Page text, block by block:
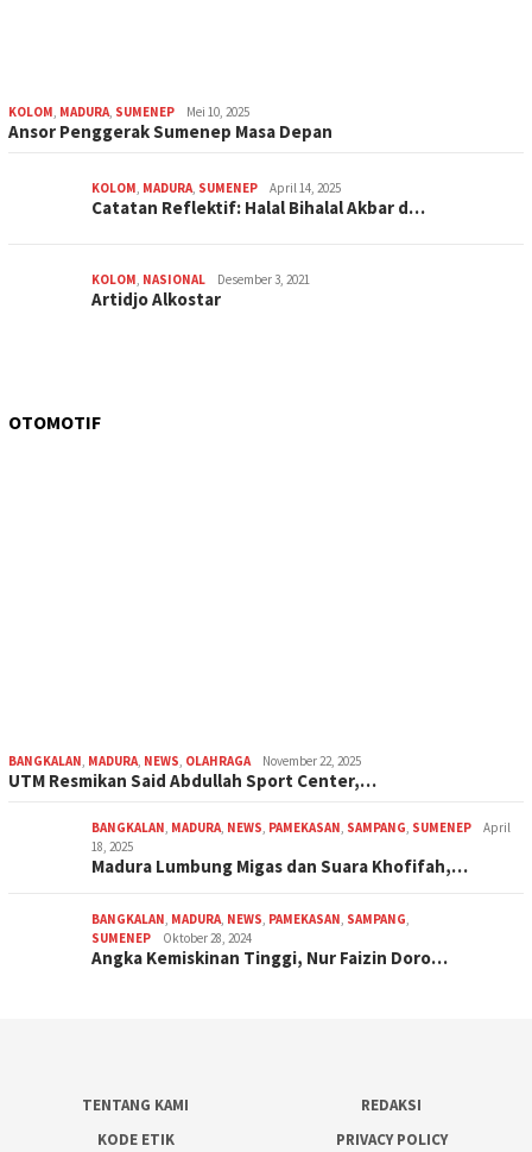
KOLOM, MADURA, SUMENEP Mei 10, 2025
Ansor Penggerak Sumenep Masa Depan
KOLOM, MADURA, SUMENEP April 14, 2025
Catatan Reflektif: Halal Bihalal Akbar d…
KOLOM, NASIONAL Desember 3, 2021
Artidjo Alkostar
OTOMOTIF
BANGKALAN MADURA NEWS OLAHRAGA November 22, 2025
UTM Resmikan Said Abdullah Sport Center,…
BANGKALAN MADURA NEWS PAMEKASAN SAMPANG SUMENEP
April
18, 2025
Madura Lumbung Migas dan Suara Khofifah,…
BANGKALAN MADURA NEWS PAMEKASAN SAMPANG
SUMENEP
Oktober 28, 2024
Angka Kemiskinan Tinggi, Nur Faizin Doro…
TENTANG KAMI
REDAKSI
KODE ETIK
PRIVACY POLICY